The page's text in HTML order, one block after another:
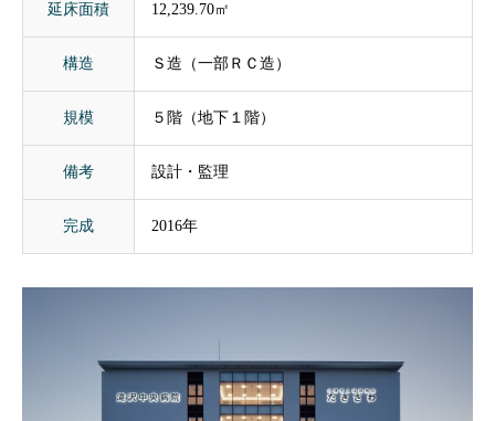
延床面積 12,239.70㎡
構造 Ｓ造（一部ＲＣ造）
規模 ５階（地下１階）
備考 設計・監理
完成 2016年